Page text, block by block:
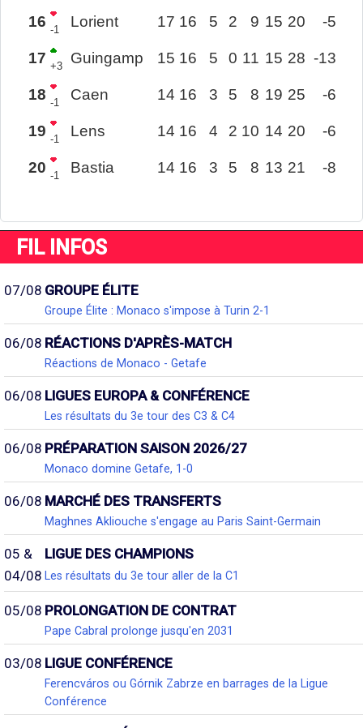
16 -1 Lorient 17 16 5 2 9 15 20 -5
17 +3 Guingamp 15 16 5 0 11 15 28 -13
18 -1 Caen 14 16 3 5 8 19 25 -6
19 -1 Lens 14 16 4 2 10 14 20 -6
20 -1 Bastia 14 16 3 5 8 13 21 -8
FIL INFOS
07/08 GROUPE ÉLITE
Groupe Élite : Monaco s'impose à Turin 2-1
06/08 RÉACTIONS D'APRÈS-MATCH
Réactions de Monaco - Getafe
06/08 LIGUES EUROPA & CONFÉRENCE
Les résultats du 3e tour des C3 & C4
06/08 PRÉPARATION SAISON 2026/27
Monaco domine Getafe, 1-0
06/08 MARCHÉ DES TRANSFERTS
Maghnes Akliouche s'engage au Paris Saint-Germain
05 &
04/08
LIGUE DES CHAMPIONS
Les résultats du 3e tour aller de la C1
05/08 PROLONGATION DE CONTRAT
Pape Cabral prolonge jusqu'en 2031
03/08 LIGUE CONFÉRENCE
Ferencváros ou Górnik Zabrze en barrages de la Ligue
Conférence